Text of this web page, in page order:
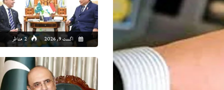
اگست 9, 2026 2 مناظر
16:00
33°C
17:00
33°C
18:00
33°C
19:00
32°C
20:00
30°C